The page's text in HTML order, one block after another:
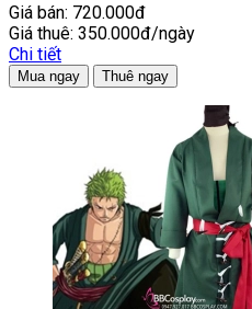
Giá bán: 720.000đ
Giá thuê: 350.000đ/ngày
Chi tiết
Mua ngay Thuê ngay